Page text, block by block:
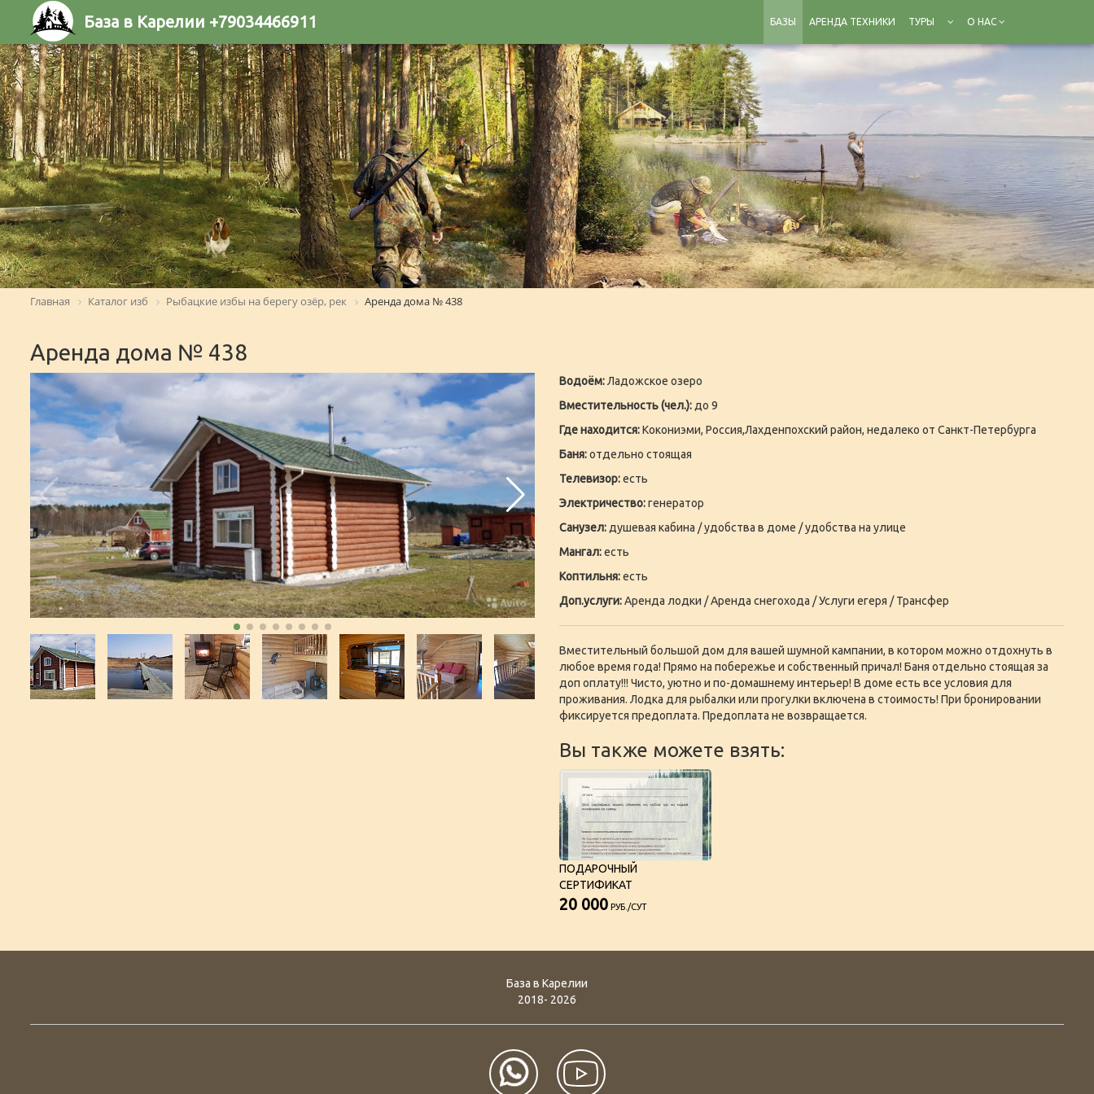
База в Карелии +79034466911 БАЗЫ АРЕНДА ТЕХНИКИ ТУРЫ О НАС
Главная Каталог изб Рыбацкие избы на берегу озёр, рек Аренда дома № 438
Аренда дома № 438
Водоём:Ладожское озеро
Вместительность (чел.): до 9
Где находится:Кокониэми, Россия,Лахденпохский район, недалеко от Санкт-Петербурга
Баня:отдельно стоящая
Телевизор:есть
Электричество:генератор
Санузел: душевая кабина / удобства в доме / удобства на улице
Мангал:есть
Коптильня:есть
Доп.услуги:Аренда лодки / Аренда снегохода / Услуги егеря / Трансфер
Вместительный большой дом для вашей шумной кампании, в котором можно отдохнуть в
любое время года! Прямо на побережье и собственный причал! Баня отдельно стоящая за
доп оплату!!! Чисто, уютно и по-домашнему интерьер! В доме есть все условия для
проживания. Лодка для рыбалки или прогулки включена в стоимость! При бронировании
фиксируется предоплата. Предоплата не возвращается.
Вы также можете взять:
ПОДАРОЧНЫЙ
СЕРТИФИКАТ
20 000 РУБ./СУТ
База в Карелии
2018- 2026